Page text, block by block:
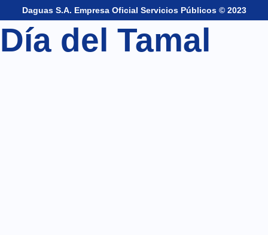
Daguas S.A. Empresa Oficial Servicios Públicos © 2023
Día del Tamal